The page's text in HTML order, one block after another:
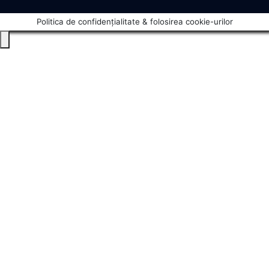
Politica de confidențialitate & folosirea cookie-urilor